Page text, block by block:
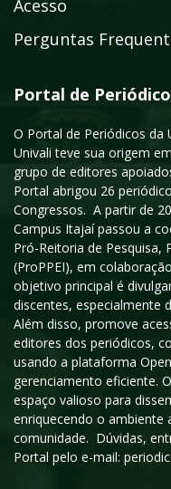
Acesso
Perguntas
Portal de
O Portal de Periódicos da
Univali teve sua origem
grupo de editores
Portal abrigou 26
Congressos. A partir de
Campus Itajaí passou a
Pró-Reitoria de Pesquisa,
(ProPPEI), em
objetivo principal é
discentes, especialmente
Além disso, promove
editores dos periódicos,
usando a plataforma
gerenciamento eficiente.
espaço valioso para
enriquecendo o ambiente
comunidade. Dúvidas,
Portal pelo e-mail: